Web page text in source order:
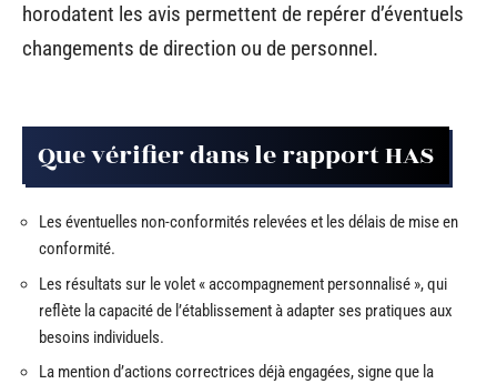
horodatent les avis permettent de repérer d’éventuels
changements de direction ou de personnel.
Que vérifier dans le rapport HAS
Les éventuelles non-conformités relevées et les délais de mise en
conformité.
Les résultats sur le volet « accompagnement personnalisé », qui
reflète la capacité de l’établissement à adapter ses pratiques aux
besoins individuels.
La mention d’actions correctrices déjà engagées, signe que la